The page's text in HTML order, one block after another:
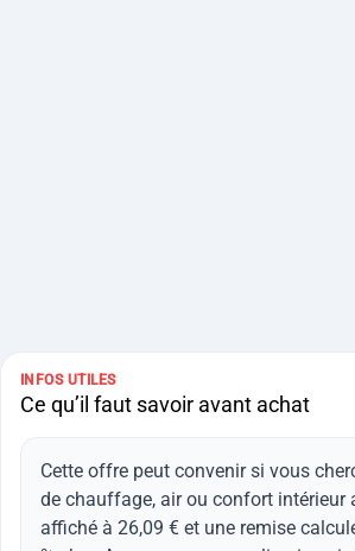
INFOS UTILES
Ce qu’il faut savoir avant achat
Cette offre peut convenir si vous
de chauffage, air ou confort intérieur
affiché à 26,09 € et une remise